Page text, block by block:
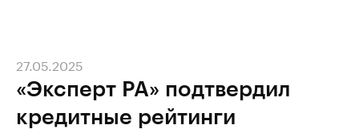
«Эксперт РА» подтвердил
кредитные рейтинги
27.05.2025